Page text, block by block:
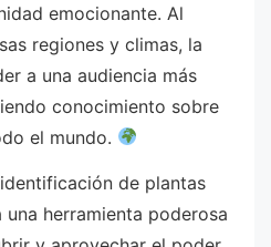
emocionante. Al
regiones y climas, la
a una audiencia más
conocimiento sobre
el mundo.
de plantas
herramienta poderosa